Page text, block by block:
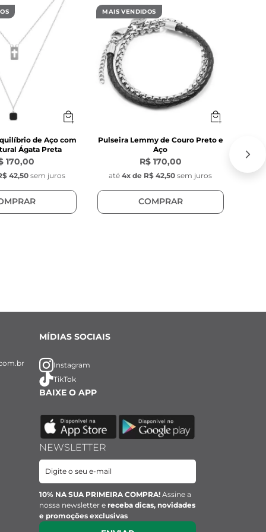
de Aço com
Ágata Preta
170,00
42,50 sem juros
MAIS VENDIDOS
Pulseira Lemmy de Couro Preto e
Aço
R$ 170,00
até 4x de R$ 42,50 sem juros
COMPRAR
MÍDIAS SOCIAIS
Instagram
TikTok
BAIXE O APP
NEWSLETTER
10% NA SUA PRIMEIRA COMPRA! Assine a
nossa newsletter e receba dicas, novidades
e promoções exclusivas